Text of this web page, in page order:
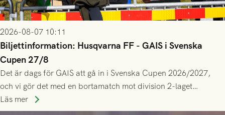
2026-08-07 10:11
Biljettinformation: Husqvarna FF - GAIS i Svenska
Cupen 27/8
Det är dags för GAIS att gå in i Svenska Cupen 2026/2027,
och vi gör det med en bortamatch mot division 2-laget
Husqvarna FF. Häng med och stötta grönsvart på plats!
Läs mer